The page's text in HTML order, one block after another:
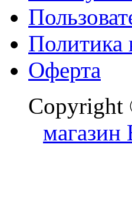
Политика
Оферта
Copyright
магазин